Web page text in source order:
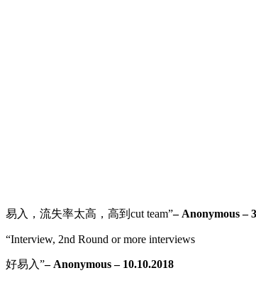
易入，流失率太高，高到cut team”– Anonymous –
“Interview, 2nd Round or more interviews
好易入”– Anonymous – 10.10.2018